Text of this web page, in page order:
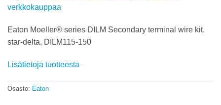
verkkokauppaa
Eaton Moeller® series DILM Secondary terminal wire kit,
star-delta, DILM115-150
Lisätietoja tuotteesta
Osasto: Eaton